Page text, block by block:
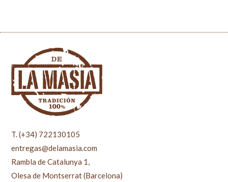
T. (+34) 722130105
entregas@delamasia.com
Rambla de Catalunya 1,
Olesa de Montserrat (Barcelona)